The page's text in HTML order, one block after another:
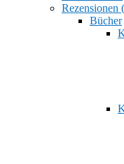
Rezensionen
Bücher